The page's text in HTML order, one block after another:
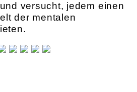
versucht, jedem einen
der mentalen